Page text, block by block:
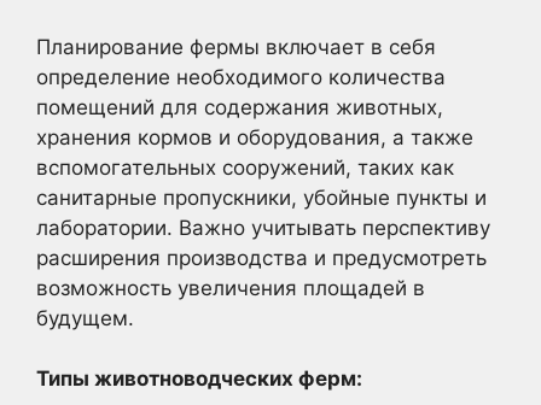
Планирование фермы включает в себя
определение необходимого количества
помещений для содержания животных,
хранения кормов и оборудования, а также
вспомогательных сооружений, таких как
санитарные пропускники, убойные пункты и
лаборатории. Важно учитывать перспективу
расширения производства и предусмотреть
возможность увеличения площадей в
будущем.
Типы животноводческих ферм: